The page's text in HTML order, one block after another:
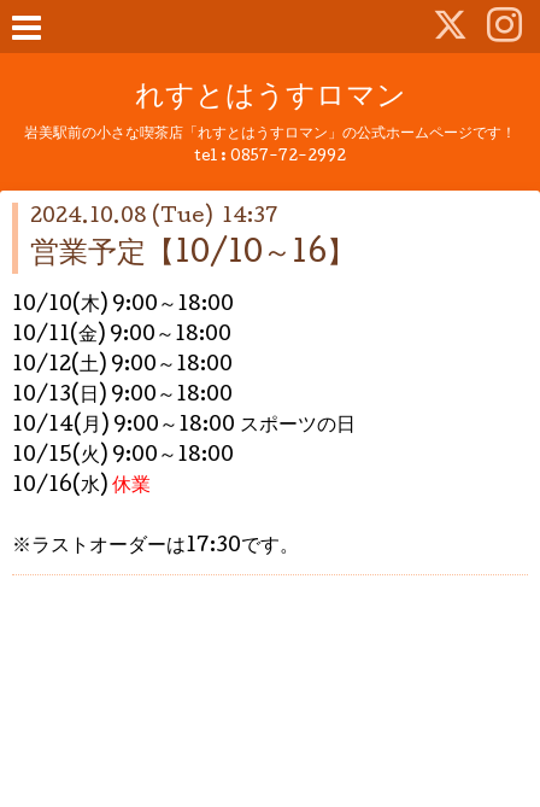
れすとはうすロマン
岩美駅前の小さな喫茶店「れすとはうすロマン」の公式ホームページです！
tel : 0857-72-2992
2024.10.08 (Tue) 14:37
営業予定【10/10～16】
10/10(木) 9:00～ 18:00
10/11(金) 9:00 ～ 18:00
10/12(土) 9:00 ～ 18:00
10/13(日) 9:00～ 18:00
10/14(月) 9:00～ 18:00 スポーツの日
10/15(火) 9:00～ 18:00
10/16(水) 休業
※ラストオーダーは17:30です。